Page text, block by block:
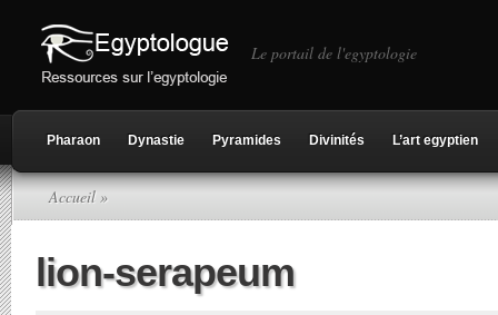
Le portail de l'egyptologie
Pharaon Dynastie Pyramides Divinités L’art egyptien
Accueil»
lion-serapeum